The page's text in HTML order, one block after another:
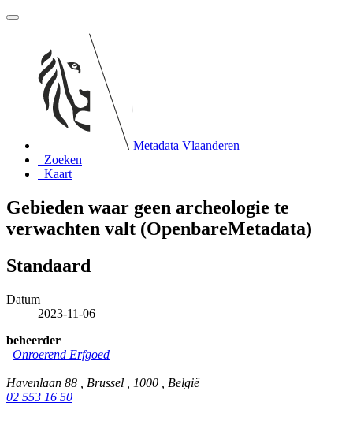
Metadata Vlaanderen
Zoeken
Kaart
Gebieden waar geen archeologie te
verwachten valt (OpenbareMetadata)
Standaard
Datum
2023-11-06
beheerder
Onroerend Erfgoed
Havenlaan 88 , Brussel , 1000 , België
02 553 16 50